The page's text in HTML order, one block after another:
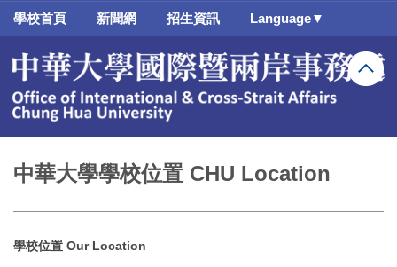
跳
要
容
學校首頁 新聞網 招生資訊 Language▼
中華大學學校位置 CHU Location
學校位置 Our Location